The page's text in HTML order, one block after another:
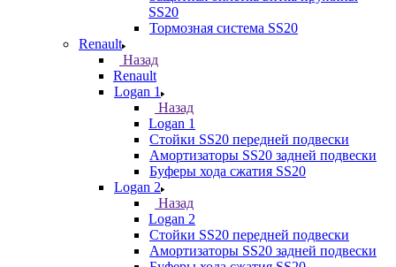
SS20
Тормозная система SS20
Renault
Назад
Renault
Logan 1
Назад
Logan 1
Стойки SS20 передней подвески
Амортизаторы SS20 задней подвески
Буферы хода сжатия SS20
Logan 2
Назад
Logan 2
Стойки SS20 передней подвески
Амортизаторы SS20 задней подвески